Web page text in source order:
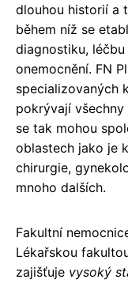
dlouhou historií a
během níž se
diagnostiku,
onemocnění. FN
specializovaných
pokrývají
se tak mohou
oblastech jako je
chirurgie,
mnoho dalších.
Fakultní
Lékařskou
zajišťuje vysoký